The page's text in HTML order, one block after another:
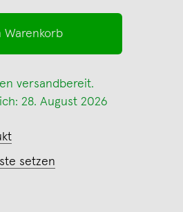
Warenkorb
versandbereit.
28. August 2026
setzen